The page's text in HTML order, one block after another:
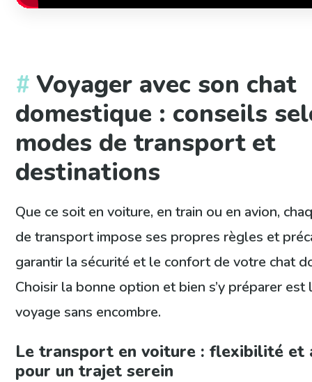
Voyager avec son chat
domestique : conseils
modes de transport et
destinations
Que ce soit en voiture, en train ou en avion,
de transport impose ses propres règles et
garantir la sécurité et le confort de votre chat
Choisir la bonne option et bien s’y préparer est
voyage sans encombre.
Le transport en voiture : flexibilité et
pour un trajet serein